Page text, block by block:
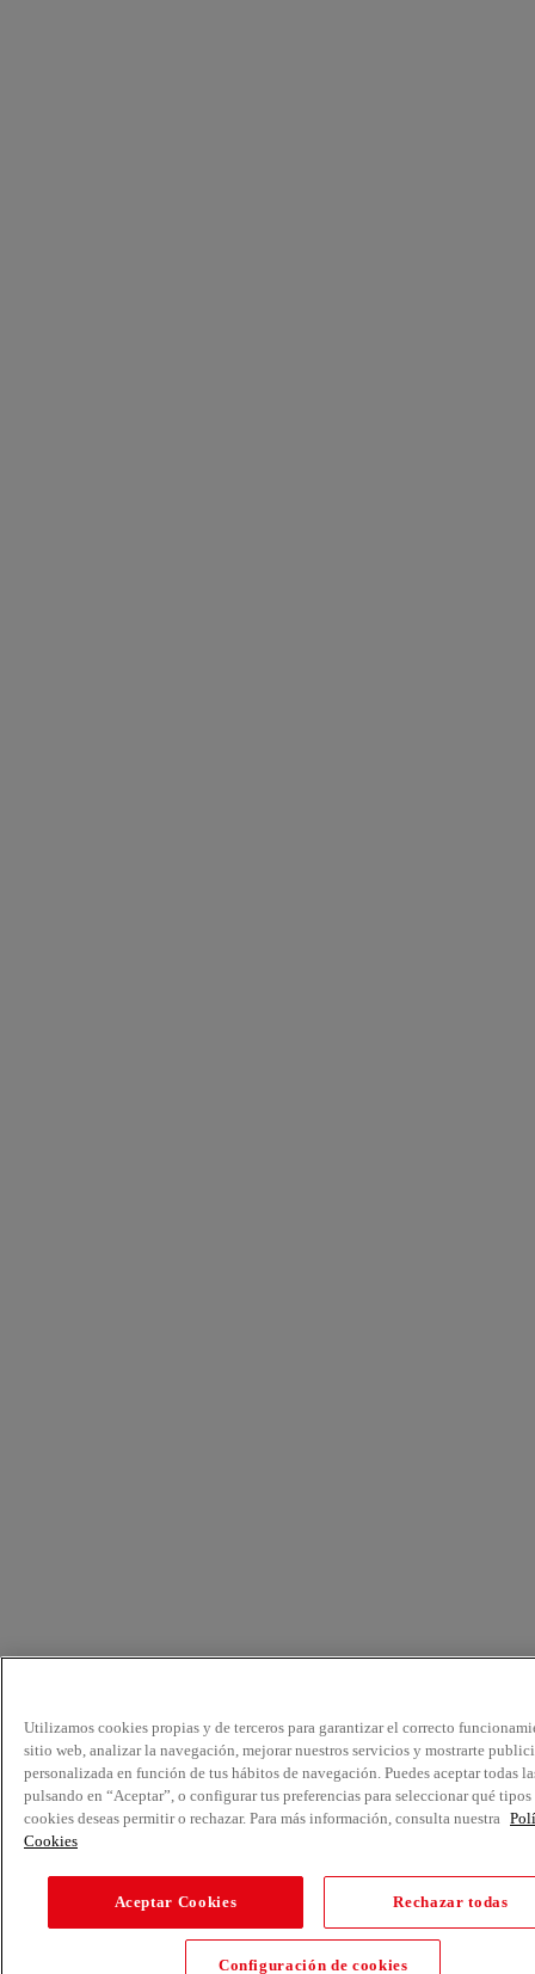
Utilizamos cookies propias y de terceros para garantizar el correcto
sitio web, analizar la navegación, mejorar nuestros servicios y mostrarte
personalizada en función de tus hábitos de navegación. Puedes aceptar todas
pulsando en “Aceptar”, o configurar tus preferencias para seleccionar qué tipos
cookies deseas permitir o rechazar. Para más información, consulta nuestra
Cookies
Aceptar Cookies Rechazar todas
Configuración de cookies